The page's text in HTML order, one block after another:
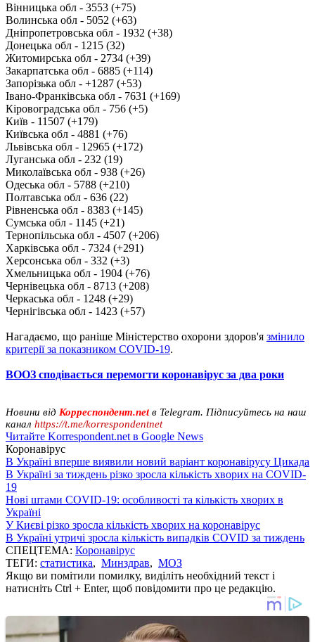
Вінницька обл - 3553 (+75)
Волинська обл - 5052 (+63)
Дніпропетровська обл - 1932 (+38)
Донецька обл - 1215 (32)
Житомирська обл - 2734 (+39)
Закарпатська обл - 6885 (+114)
Запорізька обл - +1287 (+53)
Івано-Франківська обл - 7631 (+169)
Кіровоградська обл - 756 (+5)
Київ - 11507 (+179)
Київська обл - 4881 (+76)
Львівська обл - 12965 (+172)
Луганська обл - 232 (19)
Миколаївська обл - 938 (+26)
Одеська обл - 5788 (+210)
Полтавська обл - 636 (22)
Рівненська обл - 8383 (+145)
Сумська обл - 1145 (+21)
Тернопільська обл - 4507 (+206)
Харківська обл - 7324 (+291)
Херсонська обл - 332 (+3)
Хмельницька обл - 1904 (+76)
Чернівецька обл - 8713 (+208)
Черкаська обл - 1248 (+29)
Чернігівська обл - 1423 (+57)
Нагадаємо, що раніше Міністерство охорони здоров'я змінило
критерії за показником COVID-19.
ВООЗ сподівається перемогти коронавірус за два роки
Новини від Корреспондент.net в Telegram. Підписуйтесь на наш
канал https://t.me/korrespondentnet
Читайте Korrespondent.net в Google News
Коронавірус
В Україні вперше виявили новий варіант коронавірусу Цикада
В Україні за тиждень різко зросла кількість хворих на COVID-
19
Нові штами COVID-19: особливості та кількість хворих в
Україні
У Києві різко зросла кількість хворих на коронавірус
В Україні утричі зросла кількість випадків COVID за тиждень
СПЕЦТЕМА: Коронавірус
ТЕГИ: статистика, Минздрав, МОЗ
Якщо ви помітили помилку, виділіть необхідний текст і
натисніть Ctrl + Enter, щоб повідомити про це редакцію.